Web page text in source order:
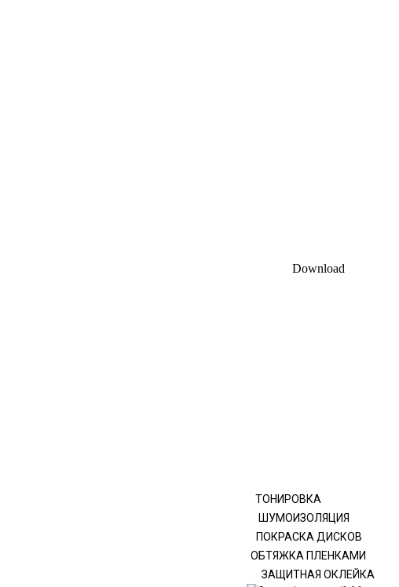
Download
ТОНИРОВКА
ШУМОИЗОЛЯЦИЯ
ПОКРАСКА ДИСКОВ
ОБТЯЖКА ПЛЕНКАМИ
ЗАЩИТНАЯ ОКЛЕЙКА